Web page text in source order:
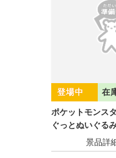
ポケットモンス
ぐっとぬいぐる
在